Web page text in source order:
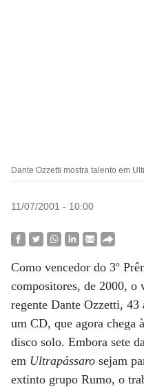
Dante Ozzetti mostra talento em
11/07/2001 - 10:00
Como vencedor do 3º
compositores, de 2000,
regente Dante Ozzetti, 43
um CD, que agora chega
disco solo. Embora sete
em Ultrapássaro sejam
extinto grupo Rumo, o